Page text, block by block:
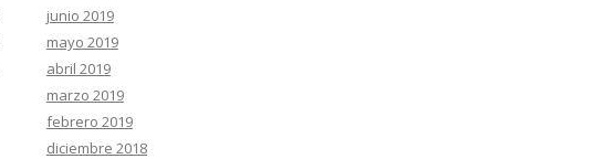
junio 2019
mayo 2019
abril 2019
marzo 2019
febrero 2019
diciembre 2018